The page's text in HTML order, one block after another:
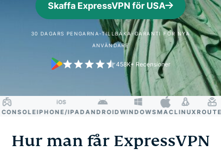
Skaffa ExpressVPN för USA
30 DAGARS PENGARNA-TILLBAKA-GARANTI FÖR NYA
ANVÄNDARE
458K+ Recensioner
IPHONE/IPADANDROIDWINDOWSMACLINUXROUTER
Hur man får ExpressVPN